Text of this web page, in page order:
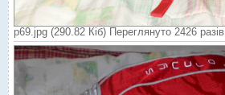
р69.jpg (290.82 Кіб) Переглянуто 2426 разів